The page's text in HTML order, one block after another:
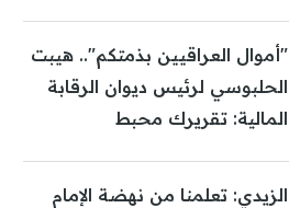
"أموال العراقيين بذمتكم".. هيبت
الحلبوسي لرئيس ديوان الرقابة
المالية: تقريرك محبط
الزيدي: تعلمنا من نهضة الإمام